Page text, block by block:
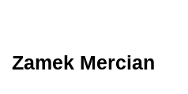
Zamek Mercian